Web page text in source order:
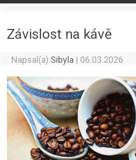
Závislost na kávě
Napsal(a) Sibyla | 06.03.2026